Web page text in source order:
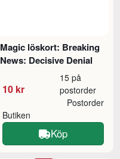
Magic löskort: Breaking
News: Decisive Denial
10 kr
15 på
postorder
Butiken
Postorder
Köp